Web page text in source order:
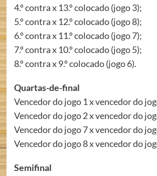
4.º contra x 13.º colocado (jogo 3);
5.º contra x 12.º colocado (jogo 8);
6.º contra x 11.º colocado (jogo 7);
7.º contra x 10.º colocado (jogo 5);
8.º contra x 9.º colocado (jogo 6).
Quartas-de-final
Vencedor do jogo 1 x vencedor do
Vencedor do jogo 2 x vencedor do
Vencedor do jogo 7 x vencedor do
Vencedor do jogo 8 x vencedor do
Semifinal